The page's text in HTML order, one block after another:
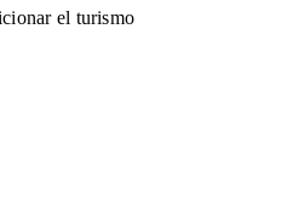
el turismo